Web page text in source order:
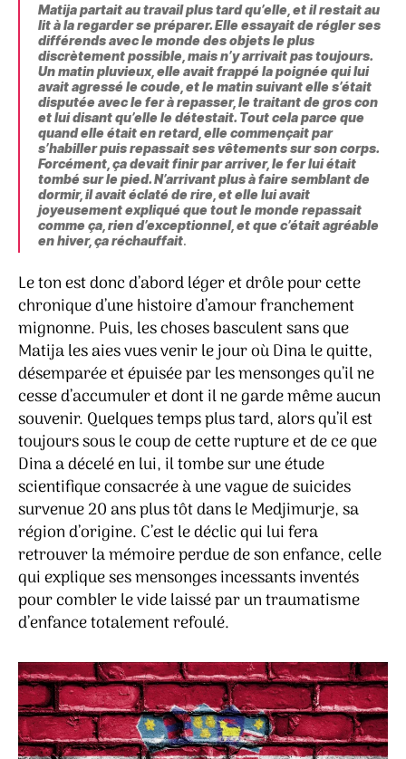
Matija partait au travail plus tard qu’elle, et il restait au
lit à la regarder se préparer. Elle essayait de régler ses
différends avec le monde des objets le plus
discrètement possible, mais n’y arrivait pas toujours.
Un matin pluvieux, elle avait frappé la poignée qui lui
avait agressé le coude, et le matin suivant elle s’était
disputée avec le fer à repasser, le traitant de gros con
et lui disant qu’elle le détestait. Tout cela parce que
quand elle était en retard, elle commençait par
s’habiller puis repassait ses vêtements sur son corps.
Forcément, ça devait finir par arriver, le fer lui était
tombé sur le pied. N’arrivant plus à faire semblant de
dormir, il avait éclaté de rire, et elle lui avait
joyeusement expliqué que tout le monde repassait
comme ça, rien d’exceptionnel, et que c’était agréable
en hiver, ça réchauffait.
Le ton est donc d’abord léger et drôle pour cette
chronique d’une histoire d’amour franchement
mignonne. Puis, les choses basculent sans que
Matija les aies vues venir le jour où Dina le quitte,
désemparée et épuisée par les mensonges qu’il ne
cesse d’accumuler et dont il ne garde même aucun
souvenir. Quelques temps plus tard, alors qu’il est
toujours sous le coup de cette rupture et de ce que
Dina a décelé en lui, il tombe sur une étude
scientifique consacrée à une vague de suicides
survenue 20 ans plus tôt dans le Medjimurje, sa
région d’origine. C’est le déclic qui lui fera
retrouver la mémoire perdue de son enfance, celle
qui explique ses mensonges incessants inventés
pour combler le vide laissé par un traumatisme
d’enfance totalement refoulé.